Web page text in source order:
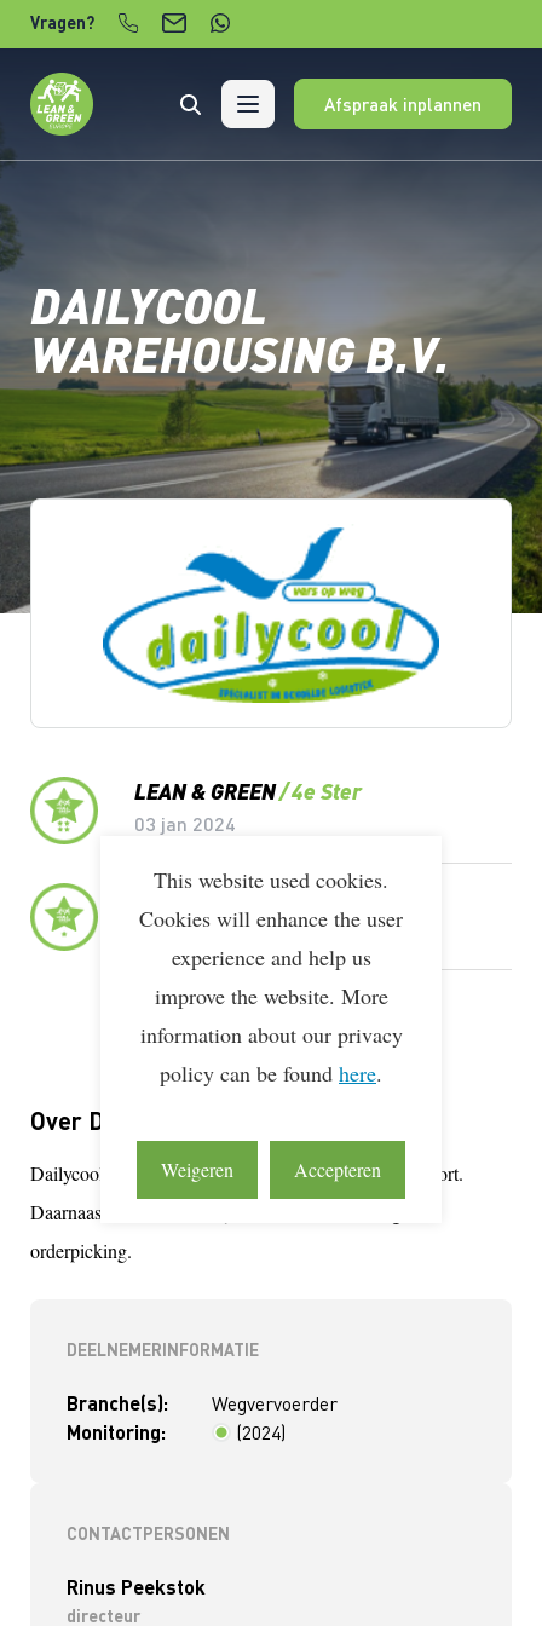
Verder naar content
Vragen?
Afspraak inplannen
DAILYCOOL
WAREHOUSING B.V.
DEELNEMERINFORMATIE
Branche(s): Wegvervoerder
Monitoring:
< 2 jaar
(2024)
CONTACTPERSONEN
Rinus Peekstok
directeur
Lean & Green Milestones
LEAN & GREEN 4e Ster
03 jan 2024
12 jun 2019
LEAN & GREEN Deelnemer
28 feb 2019
Over Dailycool Warehousing B.V.
Dailycool is gespecialiseerd in geconditioneerd transport.
Daarnaast faciliteerd Dailycool ook warehousing en
orderpicking.
This website used cookies.
Cookies will enhance the user
experience and help us
improve the website. More
information about our privacy
policy can be found here.
Weigeren Accepteren